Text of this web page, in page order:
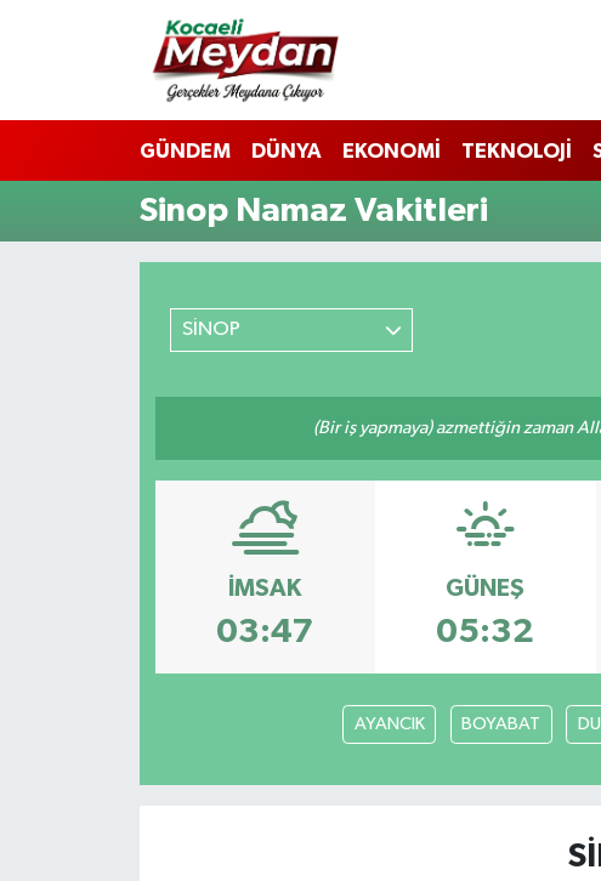
GÜNDEM DÜNYA EKONOMİ TEKNOLOJİ
Sinop Namaz Vakitleri
SİNOP
(Bir iş yapmaya) azmettiğin zaman
İMSAK
03:47
GÜNEŞ
05:32
AYANCIK BOYABAT
Nöbetçi Eczaneler
Hava Durumu
Trafik Durumu
Tüm Manşetler
Son Dakika Haberleri
Haber Arşivi